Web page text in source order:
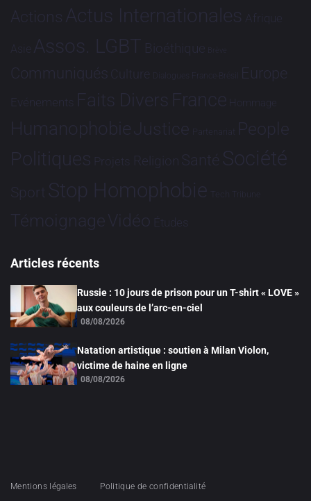
Actions Actus Internationales Afrique
Asie Assos. LGBT Bioéthique Brève
Communiqués Culture Dialogues France-Brésil Europe
Evénements Faits Divers France Hommage
HumanophobieJustice Partenariat People
Politiques Projets Religion Santé Société
Sport Stop Homophobie Tech Tribune
TémoignageVidéo Études
Articles récents
Russie : 10 jours de prison pour un T-shirt « LOVE »
aux couleurs de l’arc-en-ciel
08/08/2026
Natation artistique : soutien à Milan Violon,
victime de haine en ligne
08/08/2026
Mentions légales Politique de confidentialité